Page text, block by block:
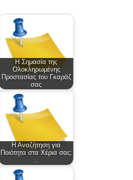
Η Σημασία της
Ολοκληρωμένης
Προστασίας του Γκαράζ
σας
Η Αναζήτηση για
Ποιότητα στα Χέρια σας:
…